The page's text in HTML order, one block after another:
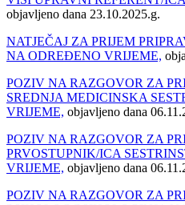
objavljeno dana 23.10.2025.g.
NATJEČAJ ZA PRIJEM
NA ODREĐENO VRIJEME,
POZIV NA RAZGOVOR ZA
SREDNJA MEDICINSKA
VRIJEME, objavljeno dana
POZIV NA RAZGOVOR ZA
PRVOSTUPNIK/ICA
VRIJEME, objavljeno dana
POZIV NA RAZGOVOR ZA